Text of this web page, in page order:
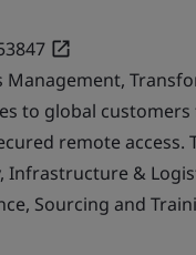
Management,
to global
remote
&
Sourcing and